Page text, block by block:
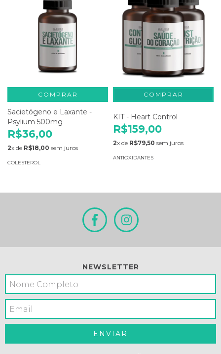
COMPRAR
Sacietógeno e Laxante -
Psylium 500mg
R$36,00
2x de R$18,00 sem juros
COLESTEROL
KIT - Heart Control
R$159,00
2x de R$79,50 sem juros
ANTIOXIDANTES
NEWSLETTER